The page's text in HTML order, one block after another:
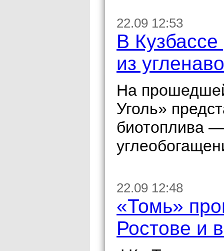
22.09 12:53
В
из
На
Уголь»
биотоплива
22.09 12:48
«Томь»
Ростове и